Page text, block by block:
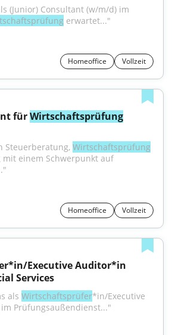
(Junior) Consultant (w/m/d) im
erwartet..."
Homeoffice Vollzeit
für Wirtschaftsprüfung
Steuerberatung, Wirtschaftsprüfung
einem Schwerpunkt auf
Homeoffice Vollzeit
Executive Auditor*in
Services
als Wirtschaftsprüfer*in/Executive
Prüfungsaußendienst..."